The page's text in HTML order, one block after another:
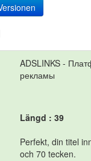
ADSLINKS -
рекламы
Längd : 39
Perfekt, din titel
och 70 tecken.